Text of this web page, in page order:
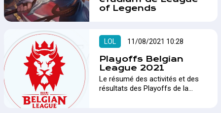
visiter le salon et échanger avec
du bien de se retrouver en vrai !
:-)…
of Legends
tournoi League of Legends pour
les étudiants de Belgique et des
Pays-Bas avec 7000€ de
cashprize pool…
LOL 11/08/2021 10:28
Playoffs Belgian
League 2021
Le résumé des activités et des
résultats des Playoffs de la